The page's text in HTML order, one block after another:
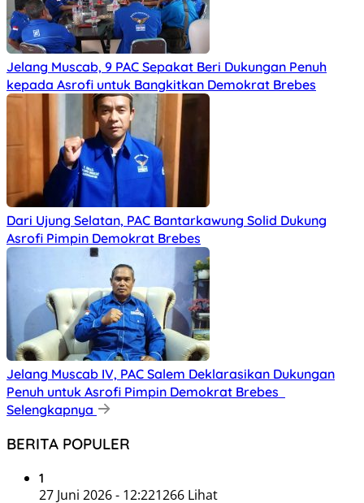
Jelang Muscab, 9 PAC Sepakat Beri Dukungan Penuh
kepada Asrofi untuk Bangkitkan Demokrat Brebes
Dari Ujung Selatan, PAC Bantarkawung Solid Dukung
Asrofi Pimpin Demokrat Brebes
Jelang Muscab IV, PAC Salem Deklarasikan Dukungan
Penuh untuk Asrofi Pimpin Demokrat Brebes
Selengkapnya
BERITA POPULER
1
27 Juni 2026 - 12:221266 Lihat